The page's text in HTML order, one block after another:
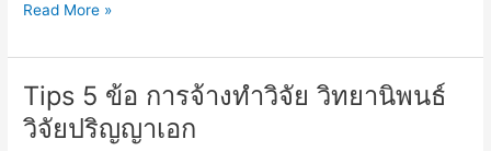
Read More »
Tips 5 ข้อ การจ้างทำวิจัย วิทยานิพนธ์
วิจัยปริญญาเอก
Tips
5
ข้อ